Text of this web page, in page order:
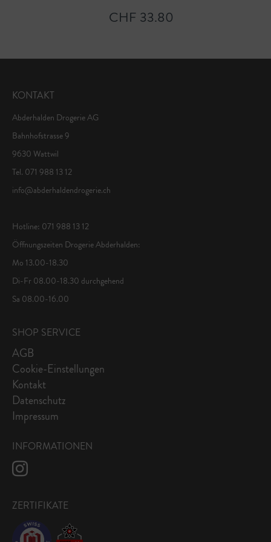
CHF 33.80
KONTAKT
Abderhalden Drogerie AG
Bahnhofstrasse 9
9630 Wattwil
Tel. 071 988 13 12
info@abderhaldendrogerie.ch
Hotline: 071 988 13 12
Öffnungszeiten Drogerie Abderhalden:
Mo 13.00-18.30
Di-Fr 08.00-18.30 durchgehend
Sa 08.00-16.00
SHOP SERVICE
AGB
Cookie-Einstellungen
Kontakt
Datenschutz
Impressum
INFORMATIONEN
ZERTIFIKATE